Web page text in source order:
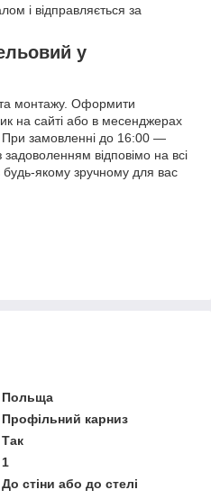
і відправляється за
у
монтажу. Оформити
на сайті або в месенджерах
замовленні до 16:00 —
відповімо на всі
якому зручному для вас
Польща
Профільний карниз
Так
1
До стіни або до стелі